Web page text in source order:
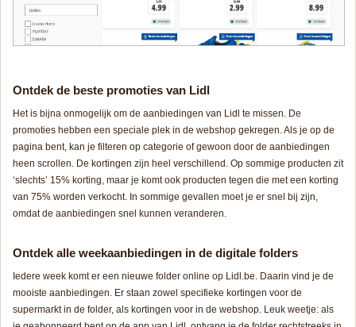
Ontdek de beste promoties van Lidl
Het is bijna onmogelijk om de aanbiedingen van Lidl te missen. De
promoties hebben een speciale plek in de webshop gekregen. Als je op de
pagina bent, kan je filteren op categorie of gewoon door de aanbiedingen
heen scrollen. De kortingen zijn heel verschillend. Op sommige producten zit
‘slechts’ 15% korting, maar je komt ook producten tegen die met een korting
van 75% worden verkocht. In sommige gevallen moet je er snel bij zijn,
omdat de aanbiedingen snel kunnen veranderen.
Ontdek alle weekaanbiedingen in de digitale folders
Iedere week komt er een nieuwe folder online op Lidl.be. Daarin vind je de
mooiste aanbiedingen. Er staan zowel specifieke kortingen voor de
supermarkt in de folder, als kortingen voor in de webshop. Leuk weetje: als